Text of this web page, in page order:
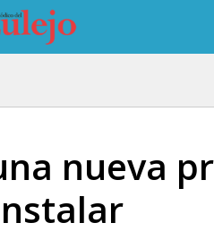
nueva